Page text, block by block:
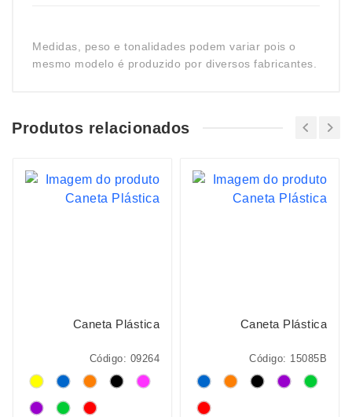
Medidas, peso e tonalidades podem variar pois o
mesmo modelo é produzido por diversos fabricantes.
Produtos relacionados
Caneta Plástica
Código: 09264
Caneta Plástica
Código: 15085B